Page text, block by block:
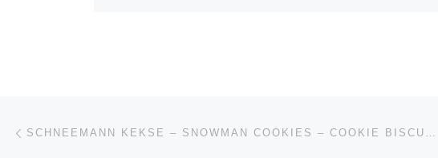
Beitragsnavigation